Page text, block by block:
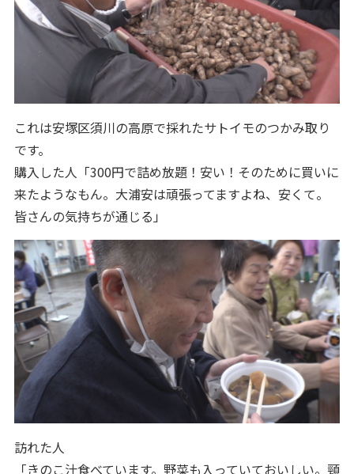
これは安塚区須川の高原で採れたサトイモのつかみ取り
です。
購入した人「300円で詰め放題！安い！そのために買いに
来たようなもん。大浦安は頑張ってますよね、安くて。
皆さんの気持ちが通じる」
訪れた人
「きのこ汁食べています。野菜も入っていておいしい。頸